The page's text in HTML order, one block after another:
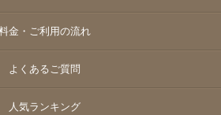
金・ご利用の流れ
よくあるご質問
人気ランキング